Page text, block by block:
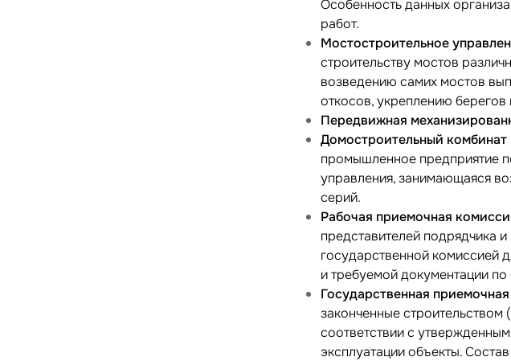
Особенность данных
работ.
Мостостроительное
строительству мостов
возведению самих мостов
откосов, укреплению берегов
Передвижная
Домостроительный комбинат
промышленное предприятие
управления, занимающаяся
серий.
Рабочая приемочная
представителей подрядчика
государственной комиссией
и требуемой документации по
Государственная
законченные
соответствии с
эксплуатации объекты.